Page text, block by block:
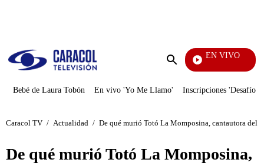
Enviar
EN VIVO
Noticias Caracol
Bebé de Laura Tobón En vivo 'Yo Me Llamo' Inscripciones 'Desafío'
Caracol TV / Actualidad / De qué murió Totó La Momposina, cantautora del
De qué murió Totó La Momposina,